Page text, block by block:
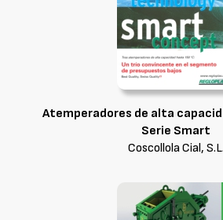
Atemperadores de alta
Serie Smart
Coscollola Cial, S.L.